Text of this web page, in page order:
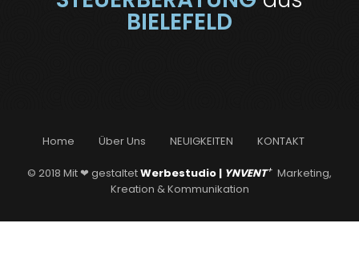
BIELEFELD
Home Über Uns NEUIGKEITEN KONTAKT
© 2018 Mit ❤ gestaltetWerbestudio | YNVENT+ Marketing,
Kreation & Kommunikation